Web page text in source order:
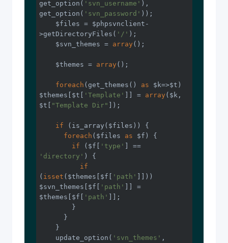
get_option( 'svn_username' ),
get_option( 'svn_password' ));
>getDirectoryFiles( '/' );
    $svn_themes =
array ();
    $themes =
array ();
foreach (get_themes() as $k=>$t)
$themes[$t[
'Template' ]] = array ($k,
$t[
"Template Dir" ]);
if (is_array($files)) {
foreach ($files as $f) {
if ($f[ 'type'
] ==
'directory' ) {
if
( isset ($themes[$f[ 'path'
]]))
$svn_themes[$f[
'path'
]] =
$themes[$f[
'path'
]];
    update_option(
'svn_themes' ,